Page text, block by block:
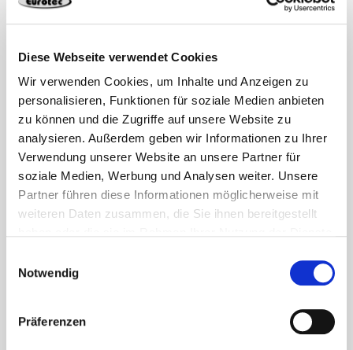
Diese Webseite verwendet Cookies
Wir verwenden Cookies, um Inhalte und Anzeigen zu
personalisieren, Funktionen für soziale Medien anbieten
zu können und die Zugriffe auf unsere Website zu
analysieren. Außerdem geben wir Informationen zu Ihrer
Verwendung unserer Website an unsere Partner für
soziale Medien, Werbung und Analysen weiter. Unsere
Partner führen diese Informationen möglicherweise mit
weiteren Daten zusammen, die Sie ihnen bereitgestellt
Notwendig
Präferenzen